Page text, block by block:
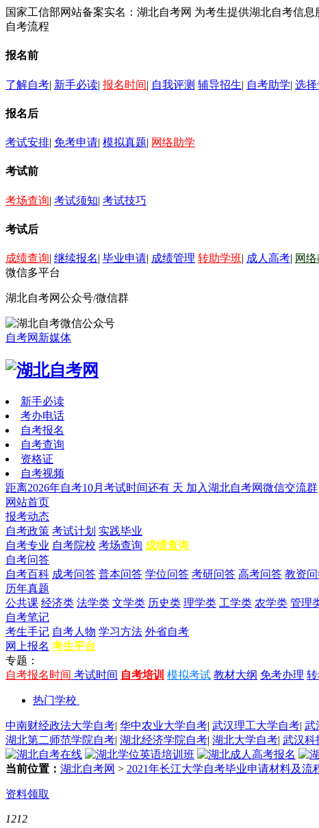
国家工信部网站备案实名：湖北自考网 为考生提供湖北自考信
自考流程
报名前
了解自考| 新手必读| 报名时间| 自我评测 辅导招生| 自考助学| 选择
报名后
考试安排| 免考申请| 模拟真题| 网络助学
考试前
考场查询| 考试须知| 考试技巧
考试后
成绩查询| 继续报名| 毕业申请| 成绩管理 转助学班| 成人高考| 网
微信多平台
湖北自考网公众号/微信群
自考网新媒体
新手必读
考办电话
自考报名
自考查询
资格证
自考视频
距离2026年自考10月考试时间还有 天 加入湖北自考网微信交流群
网站首页
报考动态
自考政策 考试计划 实践毕业
自考专业 自考院校 考场查询 成绩查询
自考问答
自考百科 成考问答 普本问答 学位问答 考研问答 高考问答 教资
历年真题
公共课 经济类 法学类 文学类 历史类 理学类 工学类 农学类 管理
自考笔记
考生手记 自考人物 学习方法 外省自考
网上报名 考生平台
专题：
自考报名时间 考试时间 自考培训 模拟考试 教材大纲 免考办理
热门学校
中南财经政法大学自考| 华中农业大学自考| 武汉理工大学自考| 武
湖北第二师范学院自考| 湖北经济学院自考| 湖北大学自考| 武汉科
当前位置： 湖北自考网 > 2021年长江大学自考毕业申请材料及流
资料领取
1212